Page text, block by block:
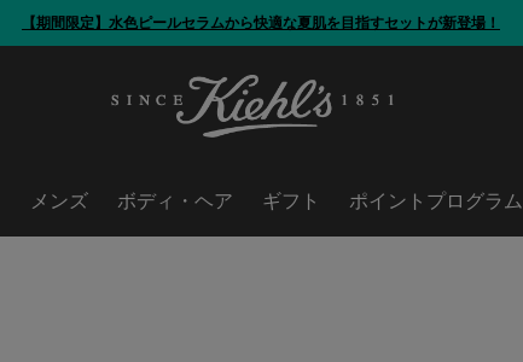
【期間限定】水色ピールセラムから快適な夏肌を目指すセットが新登場！
メンズ ボディ・ヘア ギフト ポイントプログラム